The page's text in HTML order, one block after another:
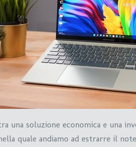
una soluzione economica e una
quale andiamo ad estrarre il